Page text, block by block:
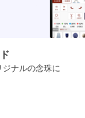
ナルの念珠に